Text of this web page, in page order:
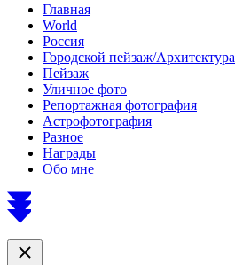
Главная
World
Россия
Городской пейзаж/Архитектура
Пейзаж
Уличное фото
Репортажная фотография
Астрофотография
Разное
Награды
Обо мне
Scroll
to
Close